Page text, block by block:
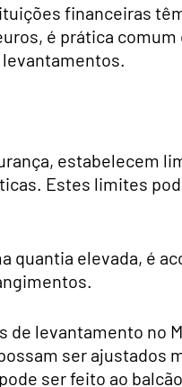
financeiras
é prática
estabelecem
Estes limites
quantia elevada, é
levantamento no
ser ajustados
ser feito ao balcão.